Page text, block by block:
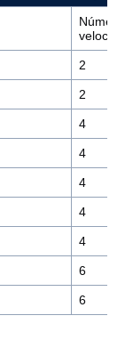
2
2
4
4
4
4
4
6
6